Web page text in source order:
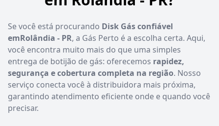
Se você está procurando Disk Gás confiável
emRolândia - PR, a Gás Perto é a escolha certa. Aqui,
você encontra muito mais do que uma simples
entrega de botijão de gás: oferecemos rapidez,
segurança e cobertura completa na região. Nosso
serviço conecta você à distribuidora mais próxima,
garantindo atendimento eficiente onde e quando você
precisar.